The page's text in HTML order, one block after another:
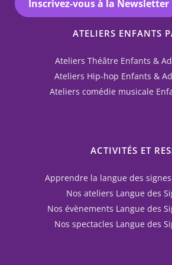
Inscrivez-vous à la Newsletter
ATELIERS ENFANTS
Ateliers Théâtre Enfants &
Ateliers Hip-hop Enfants &
Ateliers comédie musicale
ACTIVITÉS ET
Apprendre la langue des
Nos ateliers Langue des
Nos évènements Langue des
Nos spectacles Langue des